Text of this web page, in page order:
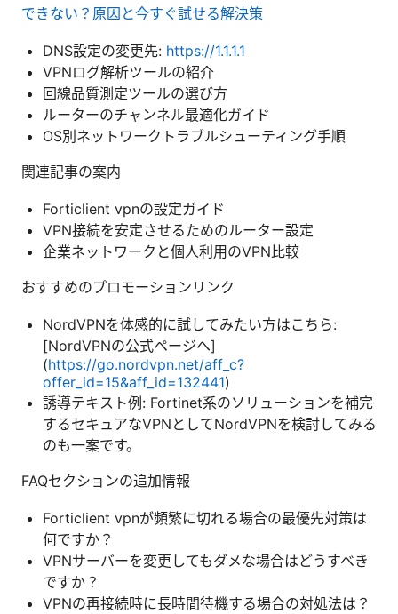
できない？原因と今すぐ試せる解決策
DNS設定の変更先: https://1.1.1.1
VPNログ解析ツールの紹介
回線品質測定ツールの選び方
ルーターのチャンネル最適化ガイド
OS別ネットワークトラブルシューティング手順
関連記事の案内
Forticlient vpnの設定ガイド
VPN接続を安定させるためのルーター設定
企業ネットワークと個人利用のVPN比較
おすすめのプロモーションリンク
NordVPNを体感的に試してみたい方はこちら:
[NordVPNの公式ページへ]
(https://go.nordvpn.net/aff_c?
offer_id=15&aff_id=132441)
誘導テキスト例: Fortinet系のソリューションを補完
するセキュアなVPNとしてNordVPNを検討してみる
のも一案です。
FAQセクションの追加情報
Forticlient vpnが頻繁に切れる場合の最優先対策は
何ですか？
VPNサーバーを変更してもダメな場合はどうすべき
ですか？
VPNの再接続時に長時間待機する場合の対処法は？